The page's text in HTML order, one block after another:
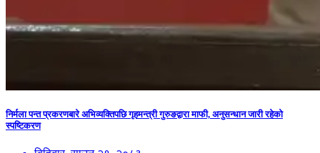
निर्मला पन्त प्रकरणबारे अभिव्यक्तिपछि गृहमन्त्री गुरुङद्वारा माफी, अनुसन्धान जारी रहेको
स्पष्टिकरण